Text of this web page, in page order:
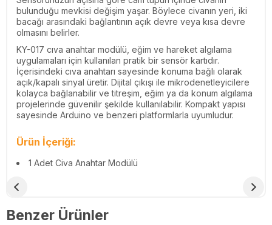
bulunduğu mevkisi değişim yaşar. Böylece civanın yeri, iki
bacağı arasındaki bağlantının açık devre veya kısa devre
olmasını belirler.
KY-017 cıva anahtar modülü, eğim ve hareket algılama
uygulamaları için kullanılan pratik bir sensör kartıdır.
İçerisindeki cıva anahtarı sayesinde konuma bağlı olarak
açık/kapalı sinyal üretir. Dijital çıkışı ile mikrodenetleyicilere
kolayca bağlanabilir ve titreşim, eğim ya da konum algılama
projelerinde güvenilir şekilde kullanılabilir. Kompakt yapısı
sayesinde Arduino ve benzeri platformlarla uyumludur.
Ürün İçeriği:
1 Adet Civa Anahtar Modülü
Benzer Ürünler